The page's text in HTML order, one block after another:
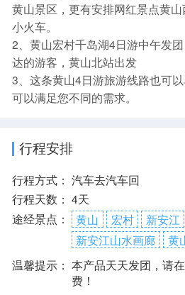
黄山景区，更有安排网红景点黄
小火车。
2、黄山宏村千岛湖4日游中午发
达的游客，黄山北站出发
3、这条黄山4日游旅游线路也可
可以满足您不同的需求。
行程安排
行程方式： 汽车去汽车回
行程天数： 4天
途经景点：
黄山 宏村 新安江
新安江山水画廊
黄
温馨提示： 本产品天天发团，请
费！